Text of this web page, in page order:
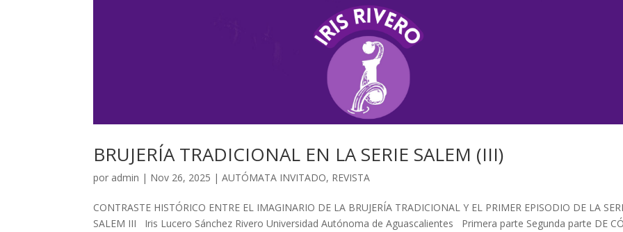
BRUJERÍA TRADICIONAL EN LA SERIE SALEM (III)
por admin | Nov 26, 2025 |AUTÓMATA INVITADO, REVISTA
CONTRASTE HISTÓRICO ENTRE EL IMAGINARIO DE LA BRUJERÍA TRADICIONAL Y EL PRIMER EPISODIO DE LA
SALEM III Iris Lucero Sánchez Rivero Universidad Autónoma de Aguascalientes Primera parte Segunda parte DE